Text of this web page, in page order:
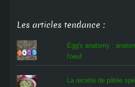
Les articles tendance :
Egg's anatomy :
l'oeuf
La recette de pâtée